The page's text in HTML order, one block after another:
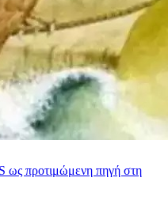
προτιμώμενη πηγή στη